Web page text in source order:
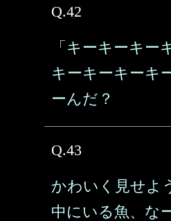
Q.42
「キーキーキー
キーキーキーキ
ーんだ？
Q.43
かわいく見せよ
中にいる魚、な